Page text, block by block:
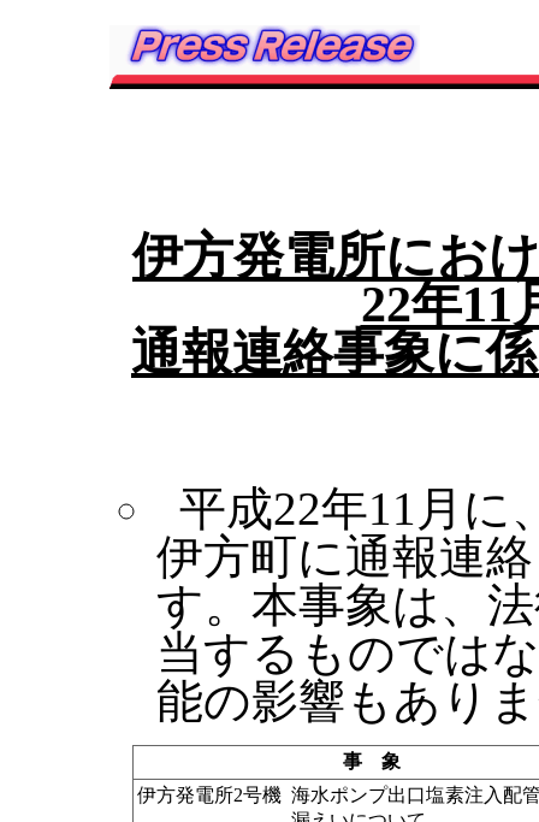
伊方発電所にお
22年11
通報連絡事象に
平成22年11月に
伊方町に通報連
す。本事象は、
当するものでは
能の影響もあり
事 象
伊方発電所2号機 海水ポンプ出口塩素注入配